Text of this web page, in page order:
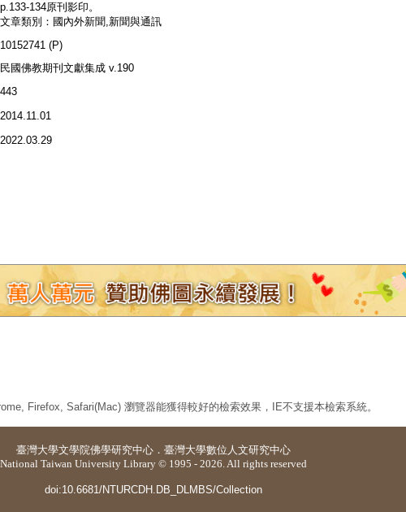
p.133-134原刊影印。
文章類別：國內外新聞,新聞與通訊
10152741 (P)
民國佛教期刊文獻集成 v.190
443
2014.11.01
2022.03.29
Firefox, Safari(Mac) 瀏覽器能獲得較好的檢索效果，IE不支援本檢索系統。
臺灣大學文學院佛學研究中心 ． 臺灣大學數位人文研究中心
National Taiwan University Library © 1995 - 2026. All rights reserved
doi:10.6681/NTURCDH.DB_DLMBS/Collection